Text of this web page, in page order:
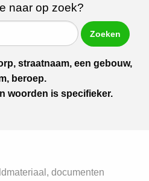
naar op zoek?
Zoeken
straatnaam, een gebouw,
beroep.
woorden is specifieker.
documenten